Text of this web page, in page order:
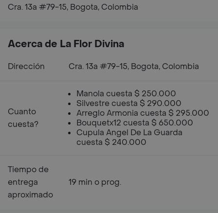
Cra. 13a #79-15, Bogota, Colombia
Acerca de La Flor Divina
Dirección Cra. 13a #79-15, Bogota, Colombia
Cuanto
cuesta?
Manola cuesta $ 250.000
Silvestre cuesta $ 290.000
Arreglo Armonia cuesta $ 295.000
Bouquetx12 cuesta $ 650.000
Cupula Angel De La Guarda
cuesta $ 240.000
Tiempo de
entrega
aproximado
19 min o prog.